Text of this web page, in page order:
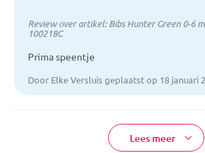
Review over artikel:Bibs Hunter Green 0-6
100218C
Prima speentje
Door Elke Versluis geplaatst op 18 januari
Lees meer